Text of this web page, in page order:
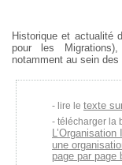
Historique et actualité
pour les
notamment au sein
lire le texte
télécharger la
une
page par page